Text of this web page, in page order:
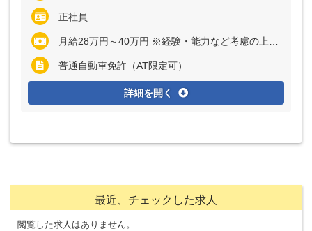
正社員
月給28万円～40万円 ※経験・能力など考慮の上、決定いたします
普通自動車免許（AT限定可）
詳細を開く
最近、チェックした求人
閲覧した求人はありません。